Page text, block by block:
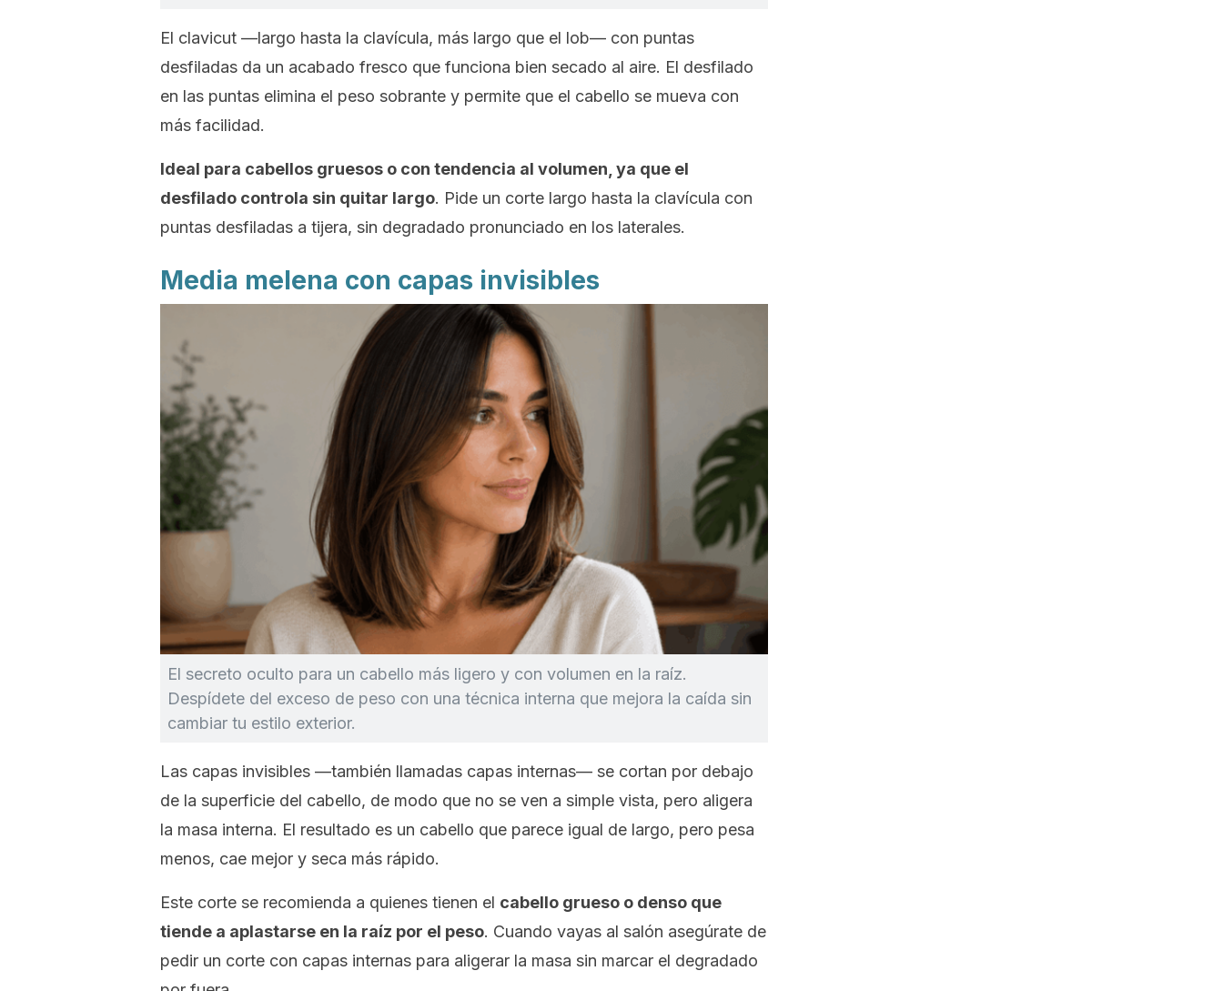
El clavicut —largo hasta la clavícula, más largo que el lob— con puntas
desfiladas da un acabado fresco que funciona bien secado al aire. El desfilado
en las puntas elimina el peso sobrante y permite que el cabello se mueva con
más facilidad.
Ideal para cabellos gruesos o con tendencia al volumen, ya que el
desfilado controla sin quitar largo. Pide un corte largo hasta la clavícula con
puntas desfiladas a tijera, sin degradado pronunciado en los laterales.
Media melena con capas invisibles
El secreto oculto para un cabello más ligero y con volumen en la raíz.
Despídete del exceso de peso con una técnica interna que mejora la caída sin
cambiar tu estilo exterior.
Las capas invisibles —también llamadas capas internas— se cortan por debajo
de la superficie del cabello, de modo que no se ven a simple vista, pero aligera
la masa interna. El resultado es un cabello que parece igual de largo, pero pesa
menos, cae mejor y seca más rápido.
Este corte se recomienda a quienes tienen el cabello grueso o denso que
tiende a aplastarse en la raíz por el peso. Cuando vayas al salón asegúrate de
pedir un corte con capas internas para aligerar la masa sin marcar el degradado